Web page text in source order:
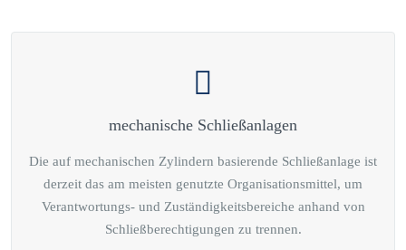
mechanische Schließanlagen
Die auf mechanischen Zylindern basierende Schließanlage ist
derzeit das am meisten genutzte Organisationsmittel, um
Verantwortungs- und Zuständigkeitsbereiche anhand von
Schließberechtigungen zu trennen.